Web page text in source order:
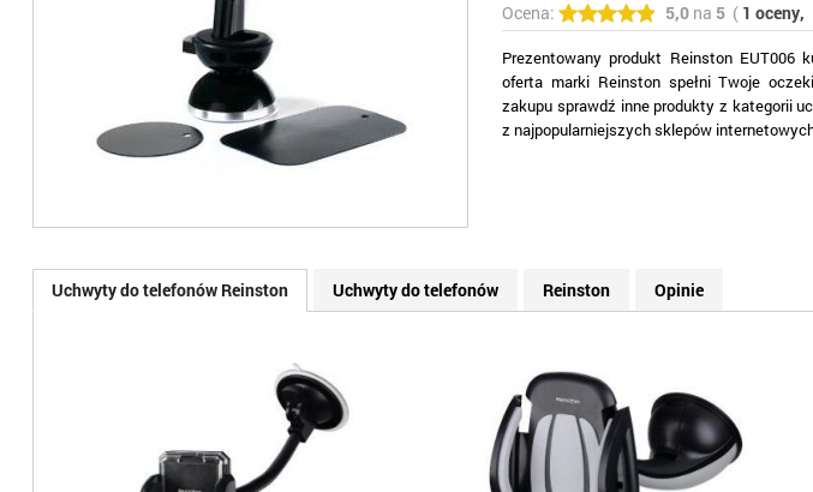
Ocena: 5,0 na 5 ( 1 oceny,
Prezentowany produkt Reinston EUT006
oferta marki Reinston spełni Twoje
zakupu sprawdź inne produkty z kategorii
z najpopularniejszych sklepów
Uchwyty do telefonów Reinston Uchwyty do telefonów Reinston Opinie